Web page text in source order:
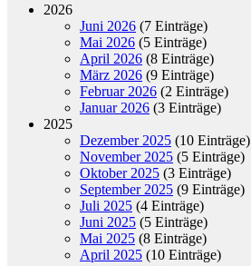
2026
Juni 2026 (7 Einträge)
Mai 2026 (5 Einträge)
April 2026 (8 Einträge)
März 2026 (9 Einträge)
Februar 2026 (2 Einträge)
Januar 2026 (3 Einträge)
2025
Dezember 2025 (10 Einträge)
November 2025 (5 Einträge)
Oktober 2025 (3 Einträge)
September 2025 (9 Einträge)
Juli 2025 (4 Einträge)
Juni 2025 (5 Einträge)
Mai 2025 (8 Einträge)
April 2025 (10 Einträge)